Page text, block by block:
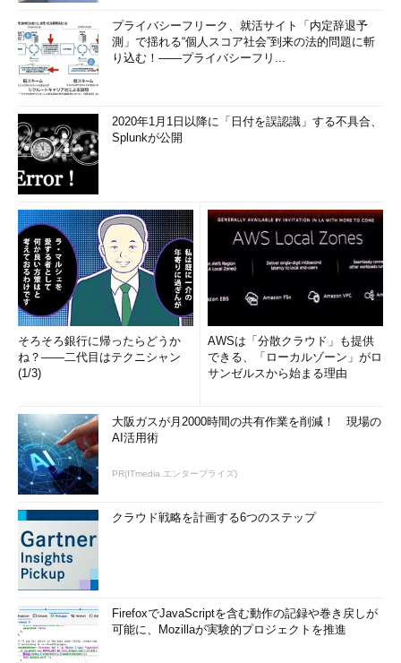
プライバシーフリーク、就活サイト「内定辞退予
測」で揺れる“個人スコア社会”到来の法的問題に斬
り込む！――プライバシーフリ...
2020年1月1日以降に「日付を誤認識」する不具合、
Splunkが公開
そろそろ銀行に帰ったらどうか
ね？――二代目はテクニシャン
(1/3)
AWSは「分散クラウド」も提供
できる、「ローカルゾーン」がロ
サンゼルスから始まる理由
大阪ガスが月2000時間の共有作業を削減！ 現場の
AI活用術
PR(ITmedia エンタープライズ)
クラウド戦略を計画する6つのステップ
FirefoxでJavaScriptを含む動作の記録や巻き戻しが
可能に、Mozillaが実験的プロジェクトを推進